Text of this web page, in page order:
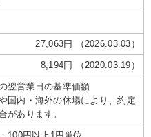
27,063円 （2026.03.03）
8,194円 （2020.03.19）
翌営業日の基準価額
国内・海外の休場により、約定
があります。